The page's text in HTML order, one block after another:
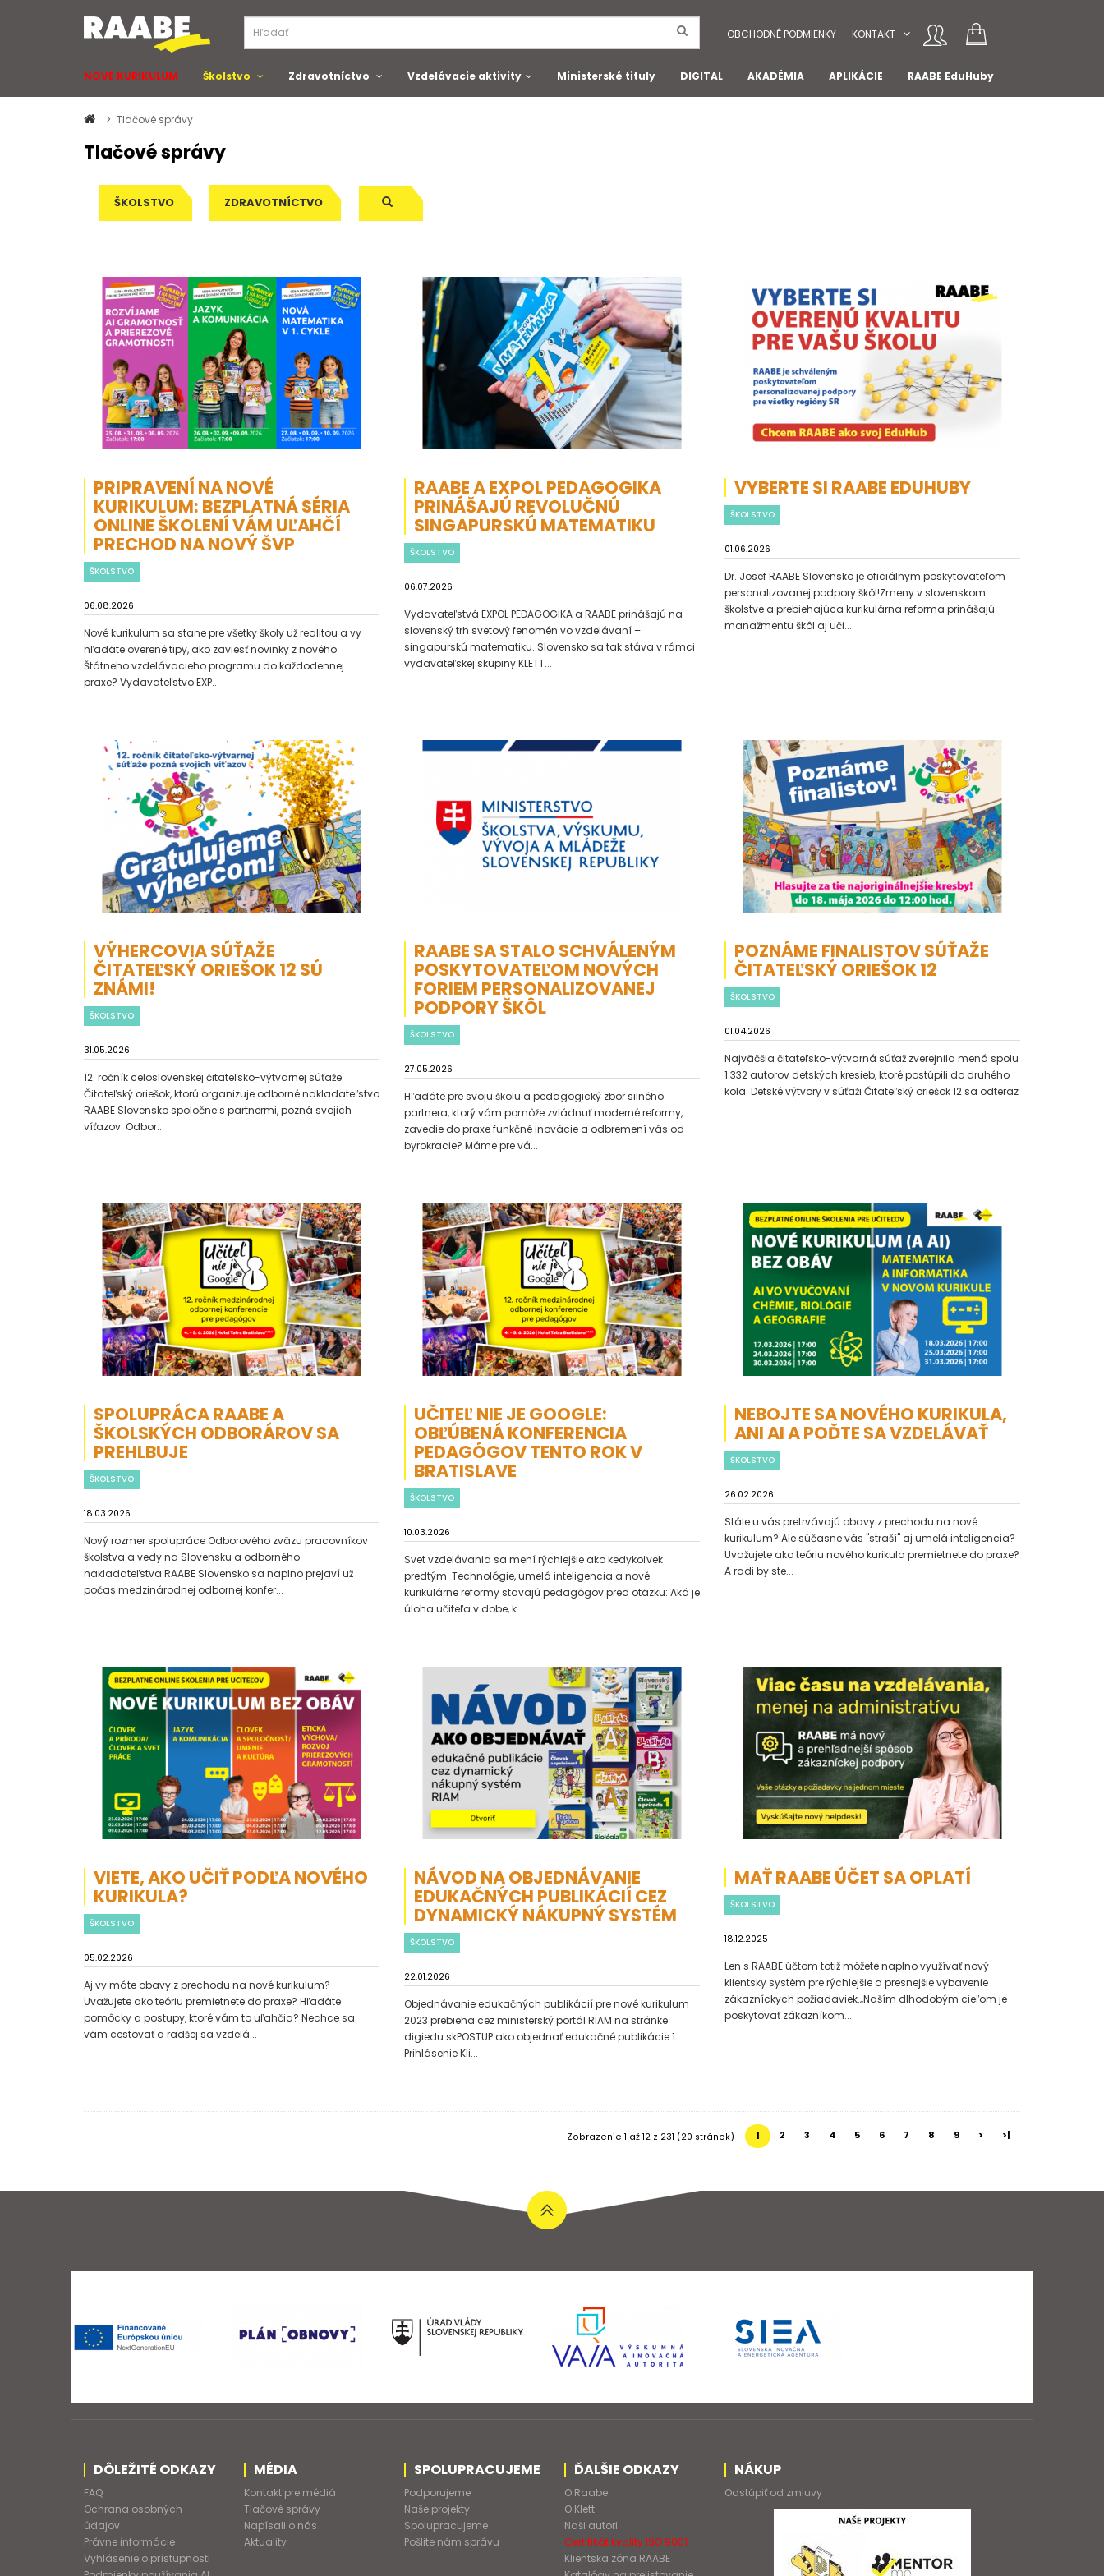
OBCHODNÉ PODMIENKY KONTAKT
NOVÉ KURIKULUM Školstvo Zdravotníctvo Vzdelávacie aktivity Ministerské tituly DIGITAL AKADÉMIA APLIKÁCIE RAABE EduHuby
Tlačové správy
Tlačové správy
ŠKOLSTVO ZDRAVOTNÍCTVO
PRIPRAVENÍ NA NOVÉ
KURIKULUM: BEZPLATNÁ SÉRIA
ONLINE ŠKOLENÍ VÁM UĽAHČÍ
PRECHOD NA NOVÝ ŠVP
ŠKOLSTVO
06.08.2026
Nové kurikulum sa stane pre všetky školy už realitou a vy
hľadáte overené tipy, ako zaviesť novinky z nového
Štátneho vzdelávacieho programu do každodennej
praxe? Vydavateľstvo EXP...
RAABE A EXPOL PEDAGOGIKA
PRINÁŠAJÚ REVOLUČNÚ
SINGAPURSKÚ MATEMATIKU
ŠKOLSTVO
06.07.2026
Vydavateľstvá EXPOL PEDAGOGIKA a RAABE prinášajú na
slovenský trh svetový fenomén vo vzdelávaní –
singapurskú matematiku. Slovensko sa tak stáva v rámci
vydavateľskej skupiny KLETT...
VYBERTE SI RAABE EDUHUBY
ŠKOLSTVO
01.06.2026
Dr. Josef RAABE Slovensko je oficiálnym poskytovateľom
personalizovanej podpory škôl!Zmeny v slovenskom
školstve a prebiehajúca kurikulárna reforma prinášajú
manažmentu škôl aj uči...
VÝHERCOVIA SÚŤAŽE
ČITATEĽSKÝ ORIEŠOK 12 SÚ
ZNÁMI!
ŠKOLSTVO
31.05.2026
12. ročník celoslovenskej čitateľsko-výtvarnej súťaže
Čitateľský oriešok, ktorú organizuje odborné nakladateľstvo
RAABE Slovensko spoločne s partnermi, pozná svojich
víťazov. Odbor...
RAABE SA STALO SCHVÁLENÝM
POSKYTOVATEĽOM NOVÝCH
FORIEM PERSONALIZOVANEJ
PODPORY ŠKÔL
ŠKOLSTVO
27.05.2026
Hľadáte pre svoju školu a pedagogický zbor silného
partnera, ktorý vám pomôže zvládnuť moderné reformy,
zavedie do praxe funkčné inovácie a odbremení vás od
byrokracie? Máme pre vá...
POZNÁME FINALISTOV SÚŤAŽE
ČITATEĽSKÝ ORIEŠOK 12
ŠKOLSTVO
01.04.2026
Najväčšia čitateľsko-výtvarná súťaž zverejnila mená spolu
1 332 autorov detských kresieb, ktoré postúpili do druhého
kola. Detské výtvory v súťaži Čitateľský oriešok 12 sa odteraz
...
SPOLUPRÁCA RAABE A
ŠKOLSKÝCH ODBORÁROV SA
PREHLBUJE
ŠKOLSTVO
18.03.2026
Nový rozmer spolupráce Odborového zväzu pracovníkov
školstva a vedy na Slovensku a odborného
nakladateľstva RAABE Slovensko sa naplno prejaví už
počas medzinárodnej odbornej konfer...
UČITEĽ NIE JE GOOGLE:
OBĽÚBENÁ KONFERENCIA
PEDAGÓGOV TENTO ROK V
BRATISLAVE
ŠKOLSTVO
10.03.2026
Svet vzdelávania sa mení rýchlejšie ako kedykoľvek
predtým. Technológie, umelá inteligencia a nové
kurikulárne reformy stavajú pedagógov pred otázku: Aká je
úloha učiteľa v dobe, k...
NEBOJTE SA NOVÉHO KURIKULA,
ANI AI A POĎTE SA VZDELÁVAŤ
ŠKOLSTVO
26.02.2026
Stále u vás pretrvávajú obavy z prechodu na nové
kurikulum? Ale súčasne vás "straší" aj umelá inteligencia?
Uvažujete ako teóriu nového kurikula premietnete do praxe?
A radi by ste...
VIETE, AKO UČIŤ PODĽA NOVÉHO
KURIKULA?
ŠKOLSTVO
05.02.2026
Aj vy máte obavy z prechodu na nové kurikulum?
Uvažujete ako teóriu premietnete do praxe? Hľadáte
pomôcky a postupy, ktoré vám to uľahčia? Nechce sa
vám cestovať a radšej sa vzdelá...
NÁVOD NA OBJEDNÁVANIE
EDUKAČNÝCH PUBLIKÁCIÍ CEZ
DYNAMICKÝ NÁKUPNÝ SYSTÉM
ŠKOLSTVO
22.01.2026
Objednávanie edukačných publikácií pre nové kurikulum
2023 prebieha cez ministerský portál RIAM na stránke
digiedu.skPOSTUP ako objednať edukačné publikácie:1.
Prihlásenie Kli...
MAŤ RAABE ÚČET SA OPLATÍ
ŠKOLSTVO
18.12.2025
Len s RAABE účtom totiž môžete naplno využívať nový
klientsky systém pre rýchlejšie a presnejšie vybavenie
zákazníckych požiadaviek.„Naším dlhodobým cieľom je
poskytovať zákazníkom...
Zobrazenie 1 až 12 z 231 (20 stránok) 1 2 3 4 5 6 7 8 9 > >|
DÔLEŽITÉ ODKAZY
FAQ
Ochrana osobných
údajov
Právne informácie
Vyhlásenie o prístupnosti
MÉDIA
Kontakt pre médiá
Tlačové správy
Napísali o nás
Aktuality
SPOLUPRACUJEME
Podporujeme
Naše projekty
Spolupracujeme
Pošlite nám správu
ĎALŠIE ODKAZY
O Raabe
O Klett
Naši autori
Certifikát kvality ISO 9001
Klientska zóna RAABE
NÁKUP
Odstúpiť od zmluvy